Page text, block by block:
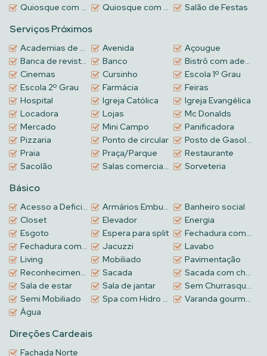
Quiosque com churrasqueira
Quiosque com churrasqueira nas piscinas Salão de Festas
Serviços Próximos
Academias de ginástica Avenida
Açougue
Banca de revistas
Banco
Bistrô com adega
Cinemas
Cursinho
Escola 1º Grau
Escola 2º Grau
Farmácia
Feiras
Hospital
Igreja Católica
Igreja Evangélica
Locadora
Lojas
Mc Donalds
Mercado
Mini Campo
Panificadora
Pizzaria
Ponto de circular
Posto de Gasolina
Praia
Praça/Parque
Restaurante
Sacolão
Salas comerciais no Térreo Sorveteria
Básico
Acesso a Deficientes Armários Embutidos
Banheiro social
Closet
Elevador
Energia
Esgoto
Espera para split
Fechadura com biometria
Fechadura com senha na porta de entrada
Jacuzzi
Lavabo
Living
Mobiliado
Pavimentação
Reconhecimento Facial
Sacada
Sacada com churrasqueira a carvão
Sala de estar
Sala de jantar
Sem Churrasqueira
Semi Mobiliado
Spa com Hidro Privativo
Varanda gourmet
Água
Direções Cardeais
Fachada Norte